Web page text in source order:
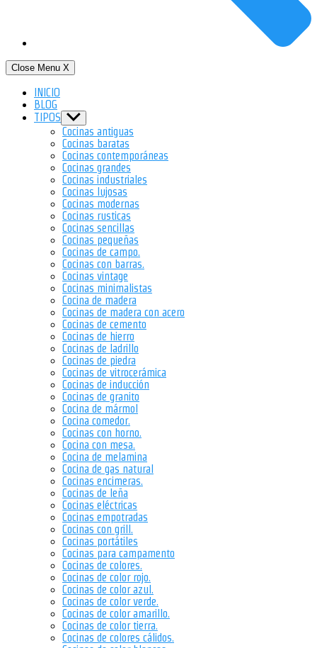
Close Menu X
INICIO
BLOG
TIPOS Show
sub
menu
Cocinas antiguas
Cocinas baratas
Cocinas contemporáneas
Cocinas grandes
Cocinas industriales
Cocinas lujosas
Cocinas modernas
Cocinas rusticas
Cocinas sencillas
Cocinas pequeñas
Cocinas de campo.
Cocinas con barras.
Cocinas vintage
Cocinas minimalistas
Cocina de madera
Cocinas de madera con acero
Cocinas de cemento
Cocinas de hierro
Cocinas de ladrillo
Cocinas de piedra
Cocinas de vitrocerámica
Cocinas de inducción
Cocinas de granito
Cocina de mármol
Cocina comedor.
Cocinas con horno.
Cocina con mesa.
Cocina de melamina
Cocina de gas natural
Cocinas encimeras.
Cocinas de leña
Cocinas eléctricas
Cocinas empotradas
Cocinas con grill.
Cocinas portátiles
Cocinas para campamento
Cocinas de colores.
Cocinas de color rojo.
Cocinas de color azul.
Cocinas de color verde.
Cocinas de color amarillo.
Cocinas de color tierra.
Cocinas de colores cálidos.